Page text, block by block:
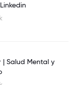
Salud Mental y